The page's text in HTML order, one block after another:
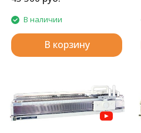
Вторая фонтура к вязальным
машинам 5 класса Silver Reed
SK280 и Silver Reed SK840.
В наличии
В корзину